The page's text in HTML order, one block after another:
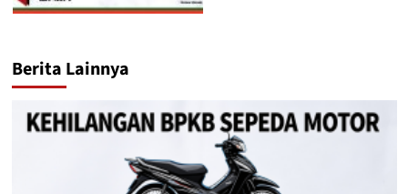
Berita Lainnya